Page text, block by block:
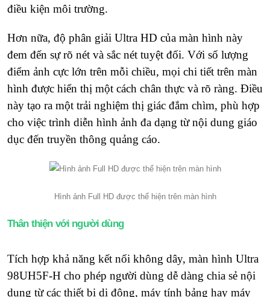
điều kiện môi trường.
Hơn nữa, độ phân giải Ultra HD của màn hình này
đem đến sự rõ nét và sắc nét tuyệt đối. Với số lượng
điểm ảnh cực lớn trên mỗi chiều, mọi chi tiết trên màn
hình được hiển thị một cách chân thực và rõ ràng. Điều
này tạo ra một trải nghiệm thị giác đắm chìm, phù hợp
cho việc trình diễn hình ảnh đa dạng từ nội dung giáo
dục đến truyền thông quảng cáo.
Hình ảnh Full HD được thể hiện trên màn hình
Thân thiện với người dùng
Tích hợp khả năng kết nối không dây, màn hình Ultra
98UH5F-H cho phép người dùng dễ dàng chia sẻ nội
dung từ các thiết bị di động, máy tính bảng hay máy